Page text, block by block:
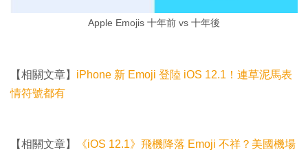
Apple Emojis 十年前 vs 十年後
【相關文章】 iPhone 新 Emoji 登陸 iOS 12.1！連草泥馬表
情符號都有
【相關文章】
《iOS 12.1》飛機降落 Emoji 不祥？美國機場